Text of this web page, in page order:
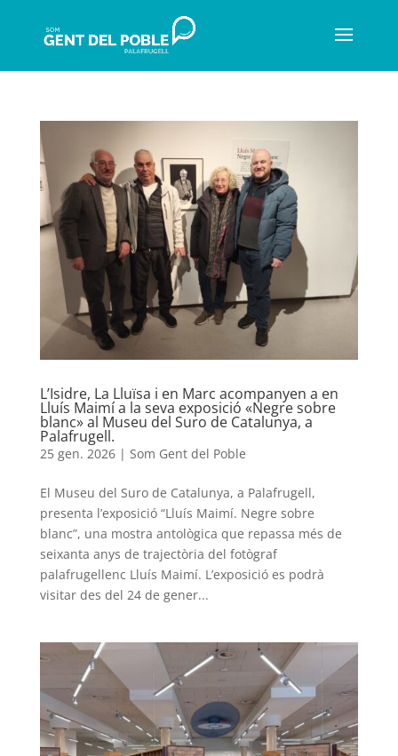
L’Isidre, La Lluïsa i en Marc acompanyen a en
Lluís Maimí a la seva exposició «Negre sobre
blanc» al Museu del Suro de Catalunya, a
Palafrugell.
25 gen. 2026| Som Gent del Poble
El Museu del Suro de Catalunya, a Palafrugell,
presenta l’exposició “Lluís Maimí. Negre sobre
blanc”, una mostra antològica que repassa més de
seixanta anys de trajectòria del fotògraf
palafrugellenc Lluís Maimí. L’exposició es podrà
visitar des del 24 de gener...